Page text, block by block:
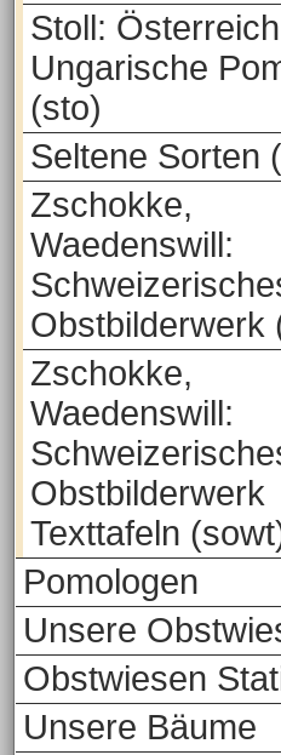
Stoll:
Ungarische
(sto)
Seltene Sorten
Zschokke,
Waedenswill:
Obstbilderwerk
Zschokke,
Waedenswill:
Obstbilderwerk
Texttafeln
Pomologen
Unsere
Obstwiesen
Unsere Bäume